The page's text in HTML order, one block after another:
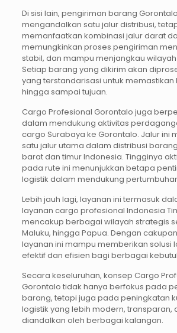
Di sisi lain, pengiriman barang
mengandalkan satu jalur distribusi,
memanfaatkan kombinasi jalur darat
memungkinkan proses pengiriman
stabil, dan mampu menjangkau
Setiap barang yang dikirim akan
yang terstandarisasi untuk
hingga sampai tujuan.
Cargo Profesional Gorontalo juga
dalam mendukung aktivitas
cargo Surabaya ke Gorontalo. Jalur ini
satu jalur utama dalam distribusi
barat dan timur Indonesia. Tingginya
pada rute ini menunjukkan betapa
logistik dalam mendukung
Lebih jauh lagi, layanan ini termasuk
layanan cargo profesional Indonesia
mencakup berbagai wilayah strategis
Maluku, hingga Papua. Dengan
layanan ini mampu memberikan solusi
efektif dan efisien bagi berbagai
Secara keseluruhan, konsep Cargo
Gorontalo tidak hanya berfokus pada
barang, tetapi juga pada peningkatan
logistik yang lebih modern, transparan,
diandalkan oleh berbagai kalangan.